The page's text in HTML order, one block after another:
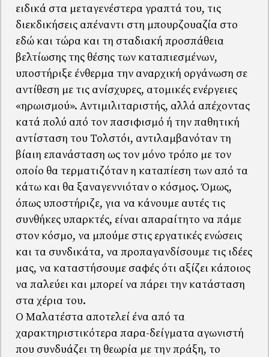
ειδικά στα μεταγενέστερα γραπτά του, τις
διεκδικήσεις απέναντι στη μπουρζουαζία στο
εδώ και τώρα και τη σταδιακή προσπάθεια
βελτίωσης της θέσης των καταπιεσμένων,
υποστήριξε ένθερμα την αναρχική οργάνωση σε
αντίθεση με τις ανίσχυρες, ατομικές ενέργειες
«ηρωισμού». Αντιμιλιταριστής, αλλά απέχοντας
κατά πολύ από τον πασιφισμό ή την παθητική
αντίσταση του Τολστόι, αντιλαμβανόταν τη
βίαιη επανάσταση ως τον μόνο τρόπο με τον
οποίο θα τερματιζόταν η καταπίεση των από τα
κάτω και θα ξαναγεννιόταν ο κόσμος. Όμως,
όπως υποστήριζε, για να κάνουμε αυτές τις
συνθήκες υπαρκτές, είναι απαραίτητο να πάμε
στον κόσμο, να μπούμε στις εργατικές ενώσεις
και τα συνδικάτα, να προπαγανδίσουμε τις ιδέες
μας, να καταστήσουμε σαφές ότι αξίζει κάποιος
να παλεύει και μπορεί να πάρει την κατάσταση
στα χέρια του.
Ο Μαλατέστα αποτελεί ένα από τα
χαρακτηριστικότερα παρα-δείγματα αγωνιστή
που συνδυάζει τη θεωρία με την πράξη, το